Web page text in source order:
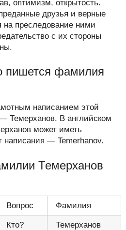
оптимизм, открытость.
друзья и верные
на преследование ними
с их стороны
пишется фамилия
написанием этой
Темерханов. В английском
может иметь
— Temerhanov.
Темерханов
Вопрос Фамилия
Кто? Темерханов